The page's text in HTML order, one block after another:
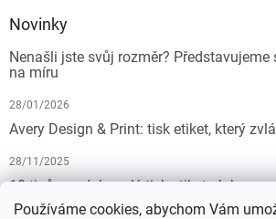
Používáme cookies, abychom Vám
Novinky
Nenašli jste svůj rozměr?
na míru
28/01/2026
Avery Design & Print: tisk etiket, který
28/11/2025
10 tipů pro dokonalý tisk etiket: Jak na
výsledek bez starostí